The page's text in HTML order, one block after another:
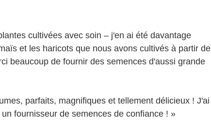
cultivées avec soin – j'en ai été davantage
et les haricots que nous avons cultivés à partir de
beaucoup de fournir des semences d'aussi grande
parfaits, magnifiques et tellement délicieux ! J'ai
fournisseur de semences de confiance ! »